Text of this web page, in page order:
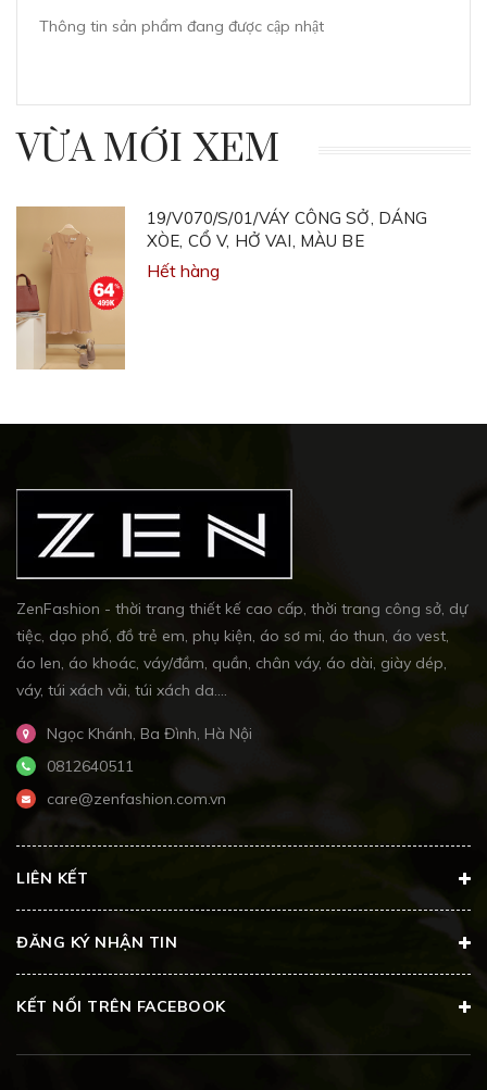
Thông tin sản phẩm đang được cập nhật
VỪA MỚI XEM
19/V070/S/01/VÁY CÔNG SỞ, DÁNG
XÒE, CỔ V, HỞ VAI, MÀU BE
Hết hàng
ZenFashion - thời trang thiết kế cao cấp, thời trang công sở, dự
tiệc, dạo phố, đồ trẻ em, phụ kiện, áo sơ mi, áo thun, áo vest,
áo len, áo khoác, váy/đầm, quần, chân váy, áo dài, giày dép,
váy, túi xách vải, túi xách da....
Ngọc Khánh, Ba Đình, Hà Nội
0812640511
care@zenfashion.com.vn
LIÊN KẾT
ĐĂNG KÝ NHẬN TIN
KẾT NỐI TRÊN FACEBOOK